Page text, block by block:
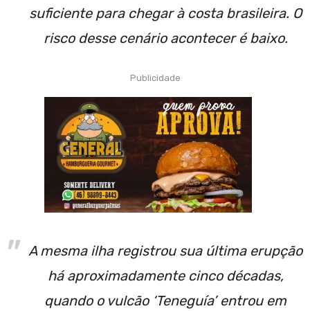
suficiente para chegar à costa brasileira. O
risco desse cenário acontecer é baixo.
Publicidade
A mesma ilha registrou sua última erupção
há aproximadamente cinco décadas,
quando o vulcão ‘Teneguía’ entrou em